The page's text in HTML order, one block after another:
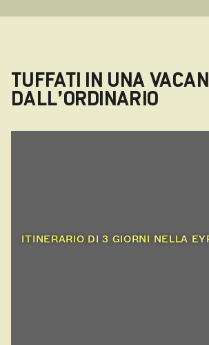
TUFFATI IN UNA
DALL’ORDINARIO
ITINERARIO DI 3 GIORNI NELLA